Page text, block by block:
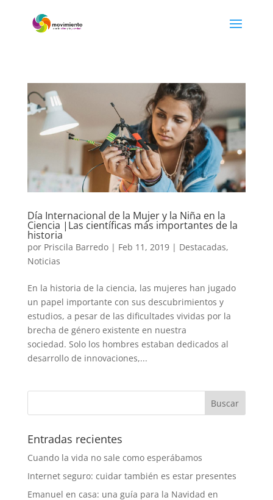
Día Internacional de la Mujer y la Niña en la
Ciencia |Las científicas más importantes de la
historia
por Priscila Barredo| Feb 11, 2019| Destacadas,
Noticias
En la historia de la ciencia, las mujeres han jugado
un papel importante con sus descubrimientos y
estudios, a pesar de las dificultades vividas por la
brecha de género existente en nuestra
sociedad. Solo los hombres estaban dedicados al
desarrollo de innovaciones,...
Entradas recientes
Cuando la vida no sale como esperábamos
Internet seguro: cuidar también es estar presentes
Emanuel en casa: una guía para la Navidad en